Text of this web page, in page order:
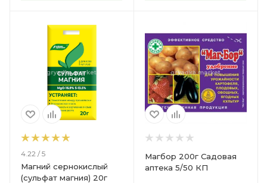
4.22 / 5
Магний сернокислый
(сульфат магния) 20г
Магбор 200г Садовая
аптека 5/50 КП